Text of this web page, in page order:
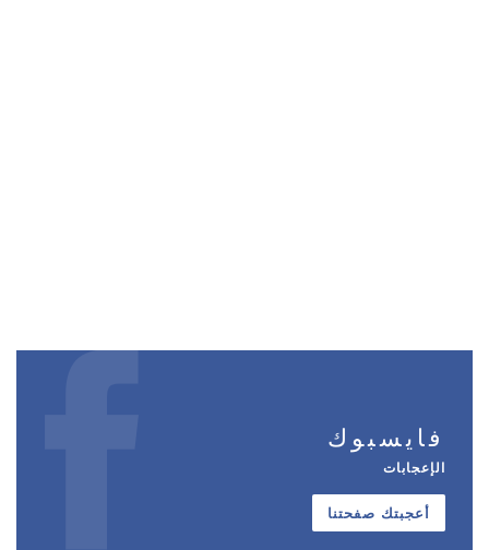
فايسبوك
الإعجابات
أعجبتك صفحتنا